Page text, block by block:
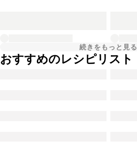
続きをもっと見る
おすすめのレシピリスト